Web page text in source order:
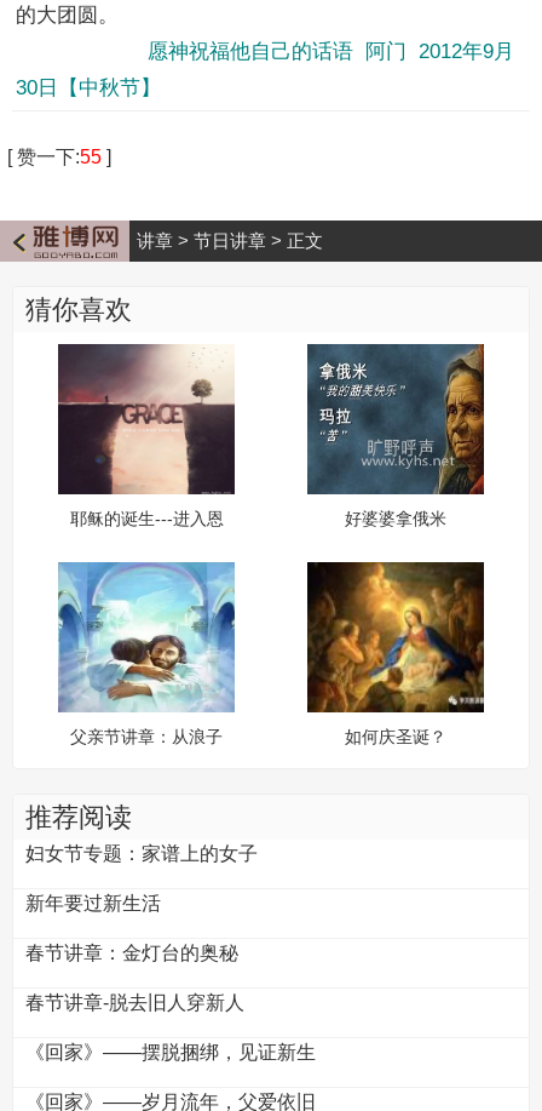
的大团圆。
愿神祝福他自己的话语 阿门 2012年9月
30日【中秋节】
[赞一下:55 ]
讲章 > 节日讲章 > 正文
猜你喜欢
耶稣的诞生---进入恩
好婆婆拿俄米
父亲节讲章：从浪子
如何庆圣诞？
推荐阅读
妇女节专题：家谱上的女子
新年要过新生活
春节讲章：金灯台的奥秘
春节讲章-脱去旧人穿新人
《回家》——摆脱捆绑，见证新生
《回家》——岁月流年，父爱依旧